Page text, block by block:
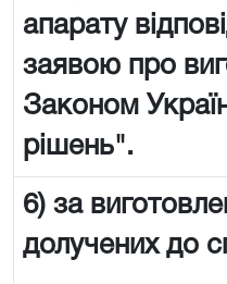
апарату
заявою про
Законом
рішень".
6) за
долучених до